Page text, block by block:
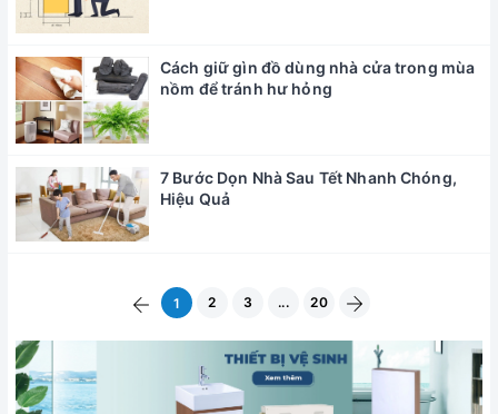
Cách giữ gìn đồ dùng nhà cửa trong mùa
nồm để tránh hư hỏng
7 Bước Dọn Nhà Sau Tết Nhanh Chóng,
Hiệu Quả
1 2 3 ... 20